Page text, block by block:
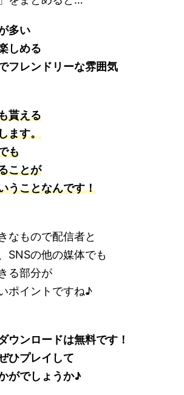
多い
しめる
フレンドリーな雰囲気
貰える
ます。
も
ことが
うことなんです！
なもので配信者と
SNSの他の媒体でも
る部分が
ポイントですね♪
ウンロードは無料です！
ひプレイして
がでしょうか♪